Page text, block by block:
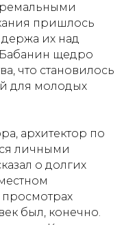
пришлось
держа их над
щедро
что становилось
для молодых
архитектор по
личными
о долгих
был, конечно.